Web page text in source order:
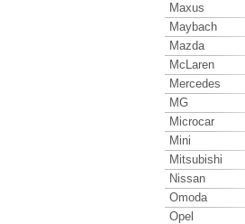
Maxus
Maybach
Mazda
McLaren
Mercedes
MG
Microcar
Mini
Mitsubishi
Nissan
Omoda
Opel